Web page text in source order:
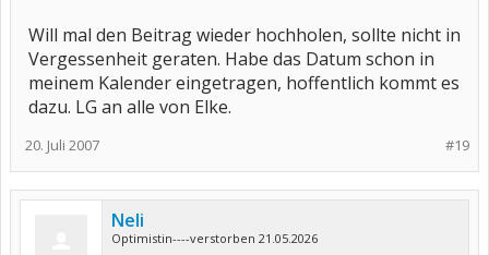
Will mal den Beitrag wieder hochholen, sollte nicht in
Vergessenheit geraten. Habe das Datum schon in
meinem Kalender eingetragen, hoffentlich kommt es
dazu. LG an alle von Elke.
#19
20. Juli 2007
Neli
Optimistin----verstorben 21.05.2026